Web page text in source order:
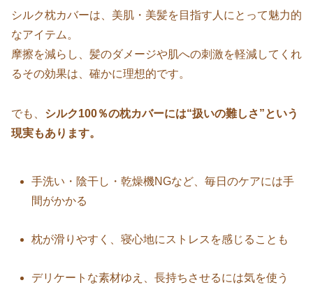
シルク枕カバーは、美肌・美髪を目指す人にとって魅力的
なアイテム。
摩擦を減らし、髪のダメージや肌への刺激を軽減してくれ
るその効果は、確かに理想的です。
でも、 シルク100％の枕カバーには“扱いの難しさ”という
現実もあります。
手洗い・陰干し・乾燥機NGなど、毎日のケアには手
間がかかる
枕が滑りやすく、寝心地にストレスを感じることも
デリケートな素材ゆえ、長持ちさせるには気を使う